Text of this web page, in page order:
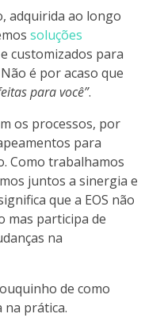
adquirida ao longo
soluções
customizados para
é por acaso que
para você”.
os processos, por
para
Como trabalhamos
juntos a sinergia e
que a EOS não
mas participa de
na
de como
prática.